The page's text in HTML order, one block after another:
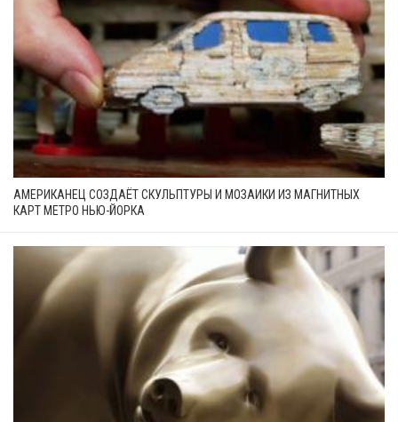
АМЕРИКАНЕЦ СОЗДАЁТ СКУЛЬПТУРЫ И МОЗАИКИ ИЗ МАГНИТНЫХ
КАРТ МЕТРО НЬЮ-ЙОРКА